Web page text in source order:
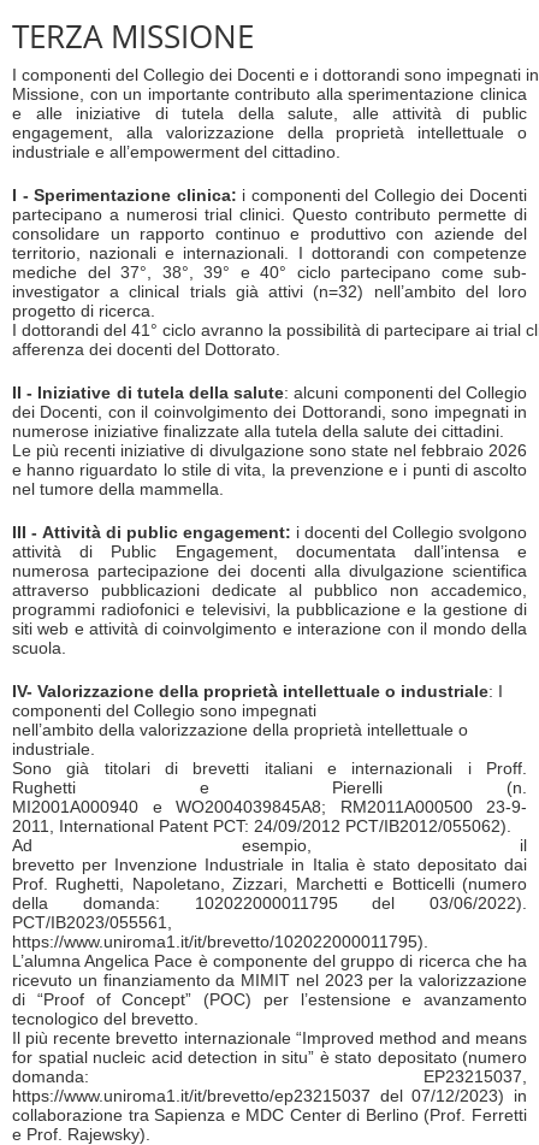
TERZA MISSIONE
I componenti del Collegio dei Docenti e i dottorandi sono impegnati
Missione, con un importante contributo alla sperimentazione clinica
e alle iniziative di tutela della salute, alle attività di public
engagement, alla valorizzazione della proprietà intellettuale o
industriale e all’empowerment del cittadino.
I - Sperimentazione clinica: i componenti del Collegio dei Docenti
partecipano a numerosi trial clinici. Questo contributo permette di
consolidare un rapporto continuo e produttivo con aziende del
territorio, nazionali e internazionali. I dottorandi con competenze
mediche del 37°, 38°, 39° e 40° ciclo partecipano come sub-
investigator a clinical trials già attivi (n=32) nell’ambito del loro
progetto di ricerca.
I dottorandi del 41° ciclo avranno la possibilità di partecipare ai trial
afferenza dei docenti del Dottorato.
II - Iniziative di tutela della salute: alcuni componenti del Collegio
dei Docenti, con il coinvolgimento dei Dottorandi, sono impegnati in
numerose iniziative finalizzate alla tutela della salute dei cittadini.
Le più recenti iniziative di divulgazione sono state nel febbraio 2026
e hanno riguardato lo stile di vita, la prevenzione e i punti di ascolto
nel tumore della mammella.
III - Attività di public engagement: i docenti del Collegio svolgono
attività di Public Engagement, documentata dall’intensa e
numerosa partecipazione dei docenti alla divulgazione scientifica
attraverso pubblicazioni dedicate al pubblico non accademico,
programmi radiofonici e televisivi, la pubblicazione e la gestione di
siti web e attività di coinvolgimento e interazione con il mondo della
scuola.
IV- Valorizzazione della proprietà intellettuale o industriale: I
componenti del Collegio sono impegnati
nell’ambito della valorizzazione della proprietà intellettuale o
industriale.
Sono già titolari di brevetti italiani e internazionali i Proff.
Rughetti e Pierelli (n.
MI2001A000940 e WO2004039845A8; RM2011A000500 23-9-
2011, International Patent PCT: 24/09/2012 PCT/IB2012/055062).
Ad esempio, il
brevetto per Invenzione Industriale in Italia è stato depositato dai
Prof. Rughetti, Napoletano, Zizzari, Marchetti e Botticelli (numero
della domanda: 102022000011795 del 03/06/2022).
PCT/IB2023/055561,
https://www.uniroma1.it/it/brevetto/102022000011795).
L’alumna Angelica Pace è componente del gruppo di ricerca che ha
ricevuto un finanziamento da MIMIT nel 2023 per la valorizzazione
di “Proof of Concept” (POC) per l’estensione e avanzamento
tecnologico del brevetto.
Il più recente brevetto internazionale “Improved method and means
for spatial nucleic acid detection in situ” è stato depositato (numero
domanda: EP23215037,
https://www.uniroma1.it/it/brevetto/ep23215037 del 07/12/2023) in
collaborazione traSapienza e MDC Center di Berlino (Prof. Ferretti
e Prof. Rajewsky).